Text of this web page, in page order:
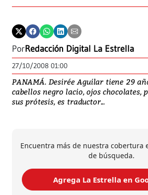
PorRedacción Digital La Estrella
27/10/2008 01:00
PANAMÁ. Desirée Aguilar tiene 29
cabellos negro lacio, ojos chocolates,
sus prótesis, es traductor...
Encuentra más de nuestra cobertura
de búsqueda.
Agrega La Estrella en